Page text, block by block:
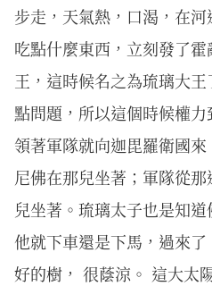
步走，天氣熱，口渴，在
吃點什麼東西，立刻發了
王，這時候名之為琉璃大
點問題，所以這個時候權
領著軍隊就向迦毘羅衛國
尼佛在那兒坐著；軍隊從
兒坐著。琉璃太子也是知
他就下車還是下馬，過來
好的樹， 很蔭涼。 這大太